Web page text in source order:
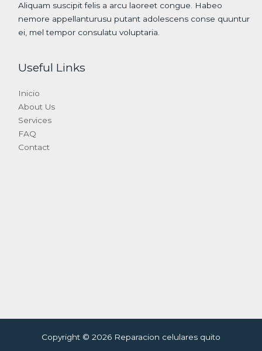
Aliquam suscipit felis a arcu laoreet congue. Habeo
nemore appellanturusu putant adolescens conse quuntur
ei, mel tempor consulatu voluptaria.
Useful Links
Inicio
About Us
Services
FAQ
Contact
Copyright © 2026 Reparacion celulares quito